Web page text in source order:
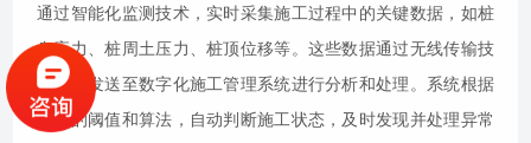
通过智能化监测技术，实时采集施工过程中的关键数据，如桩
身应力、桩周土压力、桩顶位移等。这些数据通过无线传输技
术实时发送至数字化施工管理系统进行分析和处理。系统根据
预设的阈值和算法，自动判断施工状态，及时发现并处理异常